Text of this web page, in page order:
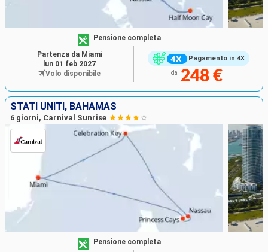
Pagamento in 4X
Pensione completa
da 248 €
Partenza da Miami
lun 01 feb 2027
Volo disponibile
STATI UNITI, BAHAMAS
6 giorni, Carnival Sunrise
Pensione completa